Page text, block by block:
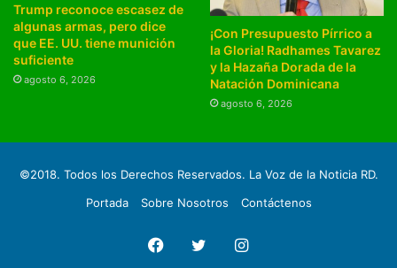
Trump reconoce escasez de
algunas armas, pero dice
que EE. UU. tiene munición
suficiente
agosto 6, 2026
¡Con Presupuesto Pírrico a
la Gloria! Radhames Tavarez
y la Hazaña Dorada de la
Natación Dominicana
agosto 6, 2026
©2018. Todos los Derechos Reservados. La Voz de la Noticia RD.
Portada
Sobre Nosotros Contáctenos
Facebook
TwitterInstagram